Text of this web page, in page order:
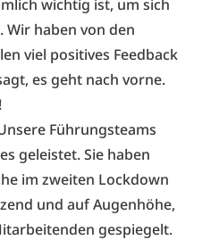
wichtig ist, um sich
haben von den
viel positives Feedback
es geht nach vorne.
Führungsteams
geleistet. Sie haben
im zweiten Lockdown
und auf Augenhöhe,
gespiegelt.